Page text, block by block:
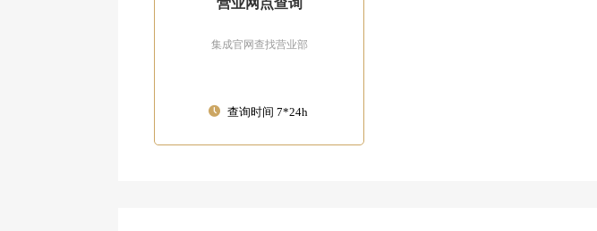
营业网点查询
集成官网查找营业部
查询时间 7*24h